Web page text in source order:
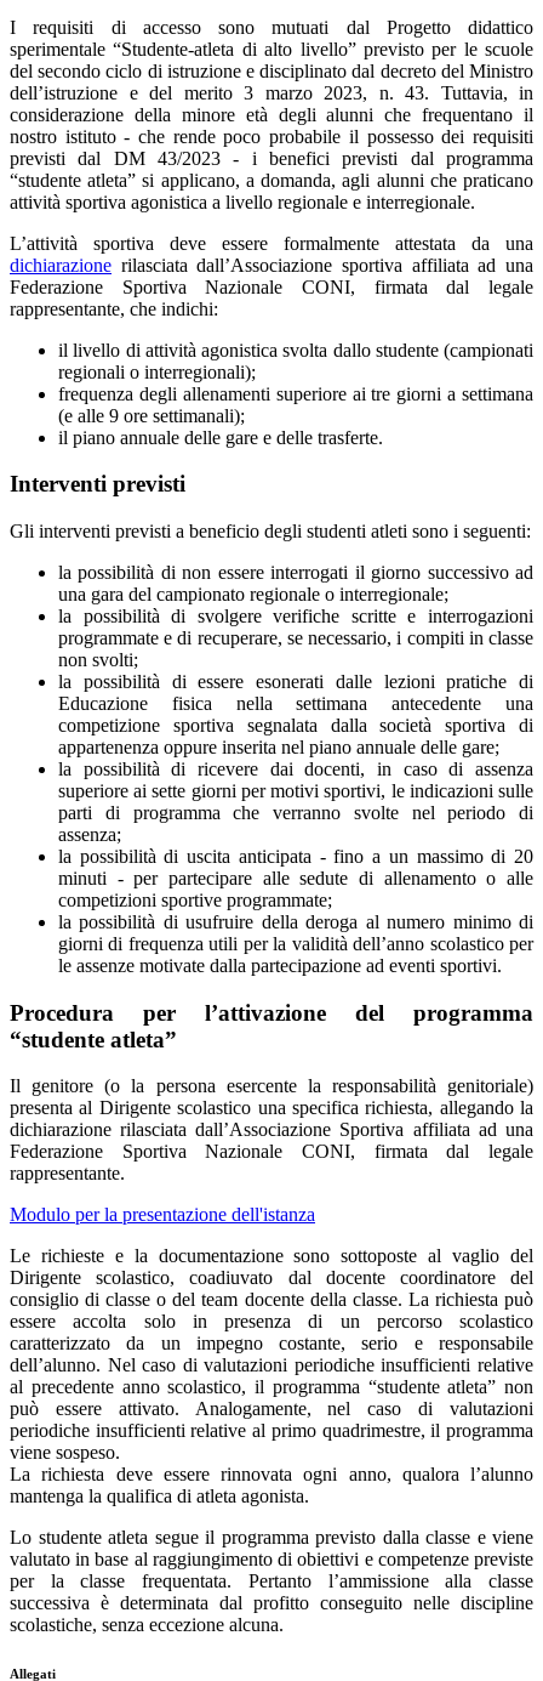
I requisiti di accesso sono mutuati dal Progetto didattico
sperimentale “Studente-atleta di alto livello” previsto per le scuole
del secondo ciclo di istruzione e disciplinato dal decreto del Ministro
dell’istruzione e del merito 3 marzo 2023, n. 43. Tuttavia, in
considerazione della minore età degli alunni che frequentano il
nostro istituto - che rende poco probabile il possesso dei requisiti
previsti dal DM 43/2023 - i benefici previsti dal programma
“studente atleta” si applicano, a domanda, agli alunni che praticano
attività sportiva agonistica a livello regionale e interregionale.
L’attività sportiva deve essere formalmente attestata da una
dichiarazione rilasciata dall’Associazione sportiva affiliata ad una
Federazione Sportiva Nazionale CONI, firmata dal legale
rappresentante, che indichi:
il livello di attività agonistica svolta dallo studente (campionati
regionali o interregionali);
frequenza degli allenamenti superiore ai tre giorni a settimana
(e alle 9 ore settimanali);
il piano annuale delle gare e delle trasferte.
Interventi previsti
Gli interventi previsti a beneficio degli studenti atleti sono i seguenti:
la possibilità di non essere interrogati il giorno successivo ad
una gara del campionato regionale o interregionale;
la possibilità di svolgere verifiche scritte e interrogazioni
programmate e di recuperare, se necessario, i compiti in classe
non svolti;
la possibilità di essere esonerati dalle lezioni pratiche di
Educazione fisica nella settimana antecedente una
competizione sportiva segnalata dalla società sportiva di
appartenenza oppure inserita nel piano annuale delle gare;
la possibilità di ricevere dai docenti, in caso di assenza
superiore ai sette giorni per motivi sportivi, le indicazioni sulle
parti di programma che verranno svolte nel periodo di
assenza;
la possibilità di uscita anticipata - fino a un massimo di 20
minuti - per partecipare alle sedute di allenamento o alle
competizioni sportive programmate;
la possibilità di usufruire della deroga al numero minimo di
giorni di frequenza utili per la validità dell’anno scolastico per
le assenze motivate dalla partecipazione ad eventi sportivi.
Procedura per l’attivazione del programma
“studente atleta”
Il genitore (o la persona esercente la responsabilità genitoriale)
presenta al Dirigente scolastico una specifica richiesta, allegando la
dichiarazione rilasciata dall’Associazione Sportiva affiliata ad una
Federazione Sportiva Nazionale CONI, firmata dal legale
rappresentante.
Modulo per la presentazione dell'istanza
Le richieste e la documentazione sono sottoposte al vaglio del
Dirigente scolastico, coadiuvato dal docente coordinatore del
consiglio di classe o del team docente della classe. La richiesta può
essere accolta solo in presenza di un percorso scolastico
caratterizzato da un impegno costante, serio e responsabile
dell’alunno. Nel caso di valutazioni periodiche insufficienti relative
al precedente anno scolastico, il programma “studente atleta” non
può essere attivato. Analogamente, nel caso di valutazioni
periodiche insufficienti relative al primo quadrimestre, il programma
viene sospeso.
La richiesta deve essere rinnovata ogni anno, qualora l’alunno
mantenga la qualifica di atleta agonista.
Lo studente atleta segue il programma previsto dalla classe e viene
valutato in base al raggiungimento di obiettivi e competenze previste
per la classe frequentata. Pertanto l’ammissione alla classe
successiva è determinata dal profitto conseguito nelle discipline
scolastiche, senza eccezione alcuna.
Allegati